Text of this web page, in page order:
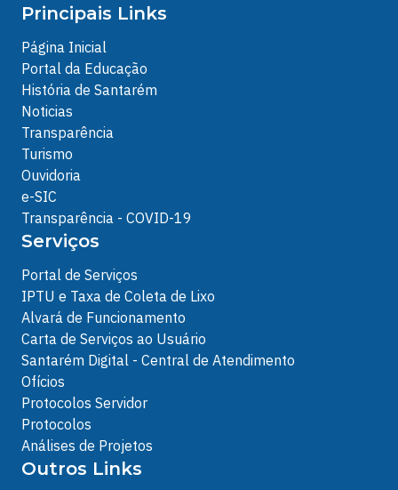
Principais Links
Página Inicial
Portal da Educação
História de Santarém
Noticias
Transparência
Turismo
Ouvidoria
e-SIC
Transparência - COVID-19
Serviços
Portal de Serviços
IPTU e Taxa de Coleta de Lixo
Alvará de Funcionamento
Carta de Serviços ao Usuário
Santarém Digital - Central de Atendimento
Ofícios
Protocolos Servidor
Protocolos
Análises de Projetos
Outros Links